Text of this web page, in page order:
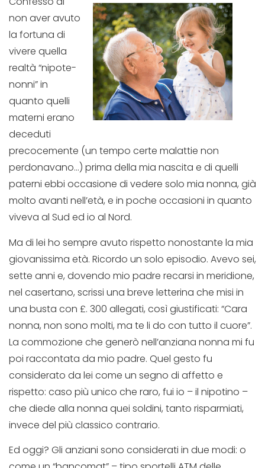
non aver avuto
la fortuna di
vivere quella
realtà “nipote-
nonni” in
quanto quelli
materni erano
deceduti
precocemente (un tempo certe malattie non
perdonavano…) prima della mia nascita e di quelli
paterni ebbi occasione di vedere solo mia nonna, già
molto avanti nell’età, e in poche occasioni in quanto
viveva al Sud ed io al Nord.
Ma di lei ho sempre avuto rispetto nonostante la mia
giovanissima età. Ricordo un solo episodio. Avevo sei,
sette anni e, dovendo mio padre recarsi in meridione,
nel casertano, scrissi una breve letterina che misi in
una busta con £. 300 allegati, così giustificati: “Cara
nonna, non sono molti, ma te li do con tutto il cuore”.
La commozione che generò nell’anziana nonna mi fu
poi raccontata da mio padre. Quel gesto fu
considerato da lei come un segno di affetto e
rispetto: caso più unico che raro, fui io – il nipotino –
che diede alla nonna quei soldini, tanto risparmiati,
invece del più classico contrario.
Ed oggi? Gli anziani sono considerati in due modi: o